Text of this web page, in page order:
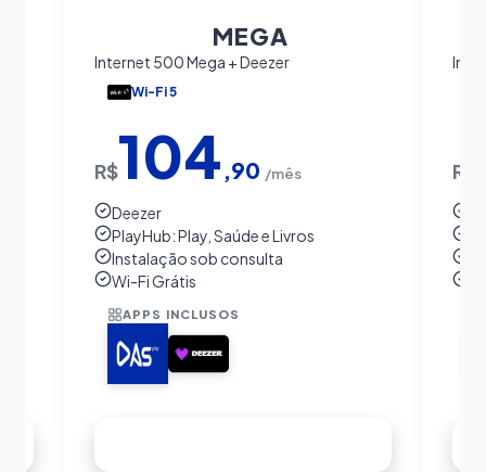
MEGA
Internet 500 Mega + Deezer
Wi-Fi 5
R$104 ,90 /mês
Deezer
PlayHub: Play, Saúde e Livros
Instalação sob consulta
Wi-Fi Grátis
APPS INCLUSOS
R$